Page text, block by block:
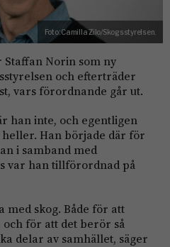
Foto:Camilla Zilo/Skogsstyrelsen.
Norin som ny
och efterträder
vars förordnande går ut.
han inte, och egentligen
Han började där för
i samband med
var han tillförordnad på
med skog. Både för att
och för att det berör så
delar av samhället, säger